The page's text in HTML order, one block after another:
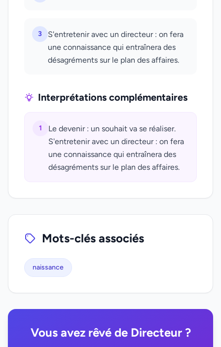
3
S'entretenir avec un directeur : on fera
une connaissance qui entraînera des
désagréments sur le plan des affaires.
Interprétations complémentaires
1
Le devenir : un souhait va se réaliser.
S'entretenir avec un directeur : on fera
une connaissance qui entraînera des
désagréments sur le plan des affaires.
Mots-clés associés
naissance
Vous avez rêvé de Directeur ?